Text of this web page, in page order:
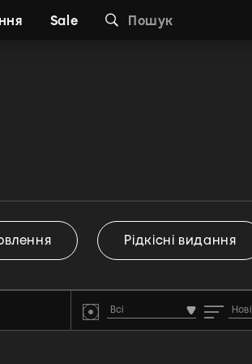
Sale Пошук
stanley
Рідкісні видання
Всі Нові